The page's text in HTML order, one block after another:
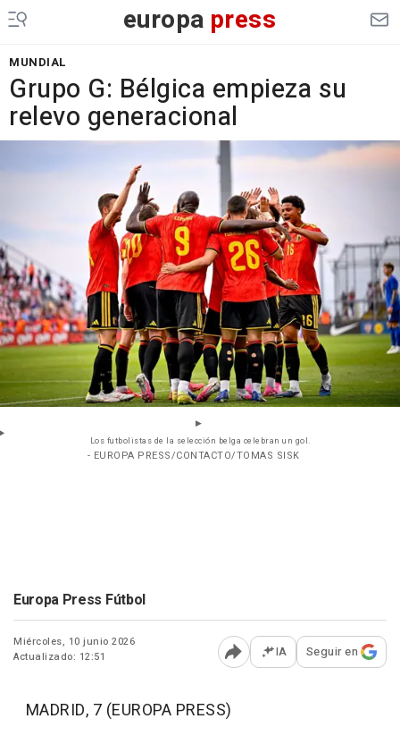
europa press
MUNDIAL
Grupo G: Bélgica empieza su
relevo generacional
Los futbolistas de la selección belga celebran un gol.
- EUROPA PRESS/CONTACTO/TOMAS SISK
Europa Press Fútbol
Miércoles, 10 junio 2026
Actualizado: 12:51
Abrir opciones para
IA Seguir en
MADRID, 7 (EUROPA PRESS)